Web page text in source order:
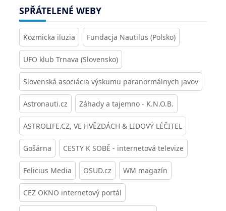
SPŘÁTELENÉ WEBY
Kozmicka iluzia Fundacja Nautilus (Polsko)
UFO klub Trnava (Slovensko)
Slovenská asociácia výskumu paranormálnych javov
Astronauti.cz Záhady a tajemno - K.N.O.B.
ASTROLIFE.CZ, VE HVĚZDÁCH & LIDOVÝ LÉČITEL
Gošárna CESTY K SOBĚ - internetová televize
Felicius Media OSUD.cz WM magazín
CEZ OKNO internetový portál